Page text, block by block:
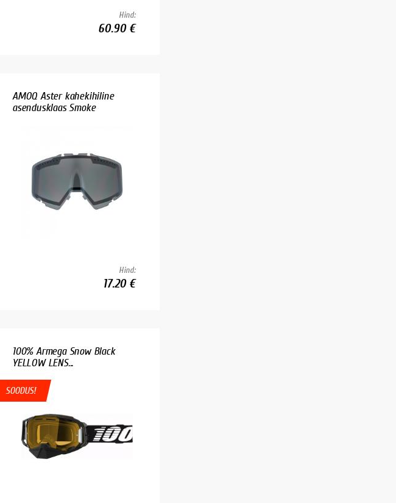
Hind:
60.90 €
AMOQ Aster kahekihiline
asendusklaas Smoke
Hind:
17.20 €
100% Armega Snow Black
YELLOW LENS...
SOODUS!